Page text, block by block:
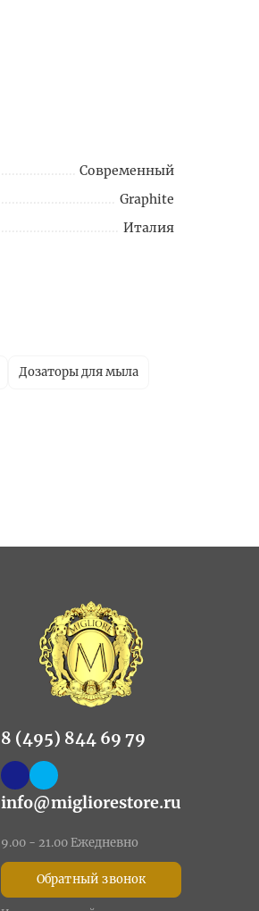
Современный
Graphite
Италия
Дозаторы для мыла
8 (495) 844 69 79
info@migliorestore.ru
9.00 - 21.00 Ежедневно
Обратный звонок